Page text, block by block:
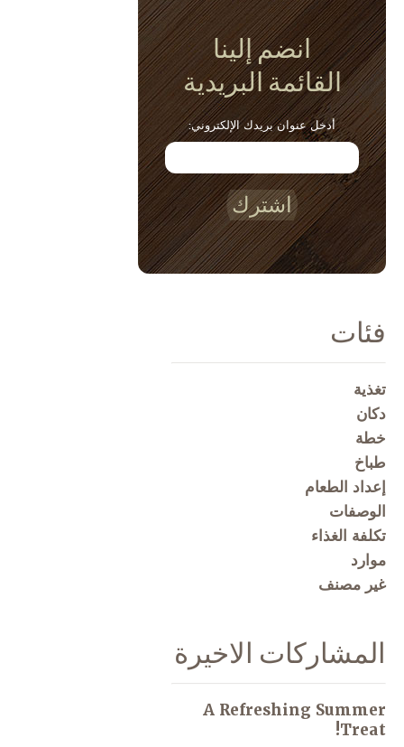
انضم إلينا
القائمة البريدية
أدخل عنوان بريدك الإلكتروني:
اشترك
فئات
تغذية
دكان
خطة
طباخ
إعداد الطعام
الوصفات
تكلفة الغذاء
موارد
غير مصنف
المشاركات الاخيرة
A Refreshing Summer
Treat!